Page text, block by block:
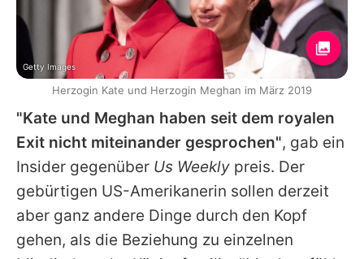
"Kate und Meghan haben seit dem royalen
Exit nicht miteinander gesprochen", gab ein
Insider gegenüber Us Weekly preis. Der
gebürtigen US-Amerikanerin sollen derzeit
aber ganz andere Dinge durch den Kopf
gehen, als die Beziehung zu einzelnen
Getty Images
Herzogin Kate und Herzogin Meghan im März 2019